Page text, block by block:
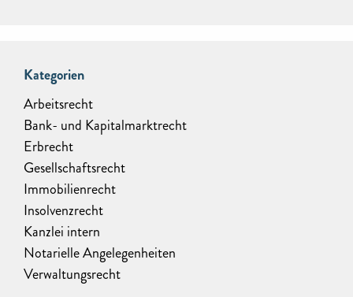
Kategorien
Arbeitsrecht
Bank- und Kapitalmarktrecht
Erbrecht
Gesellschaftsrecht
Immobilienrecht
Insolvenzrecht
Kanzlei intern
Notarielle Angelegenheiten
Verwaltungsrecht